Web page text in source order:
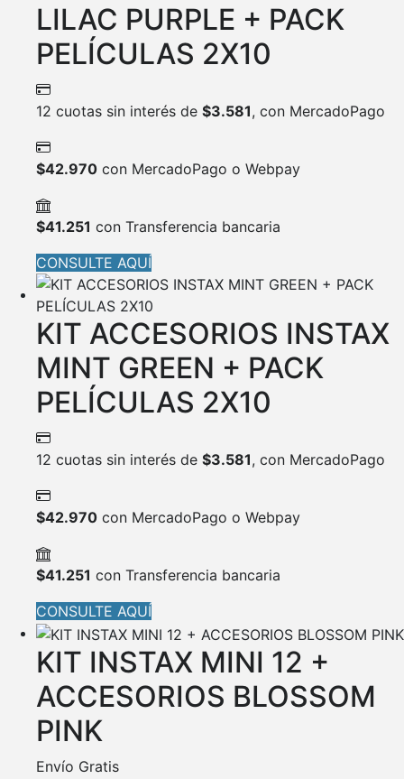
LILAC PURPLE + PACK
PELÍCULAS 2X10
12 cuotas sin interés de $3.581, con MercadoPago
$42.970 con MercadoPago o Webpay
$41.251 con Transferencia bancaria
CONSULTE AQUÍ
KIT ACCESORIOS INSTAX
MINT GREEN + PACK
PELÍCULAS 2X10
12 cuotas sin interés de $3.581, con MercadoPago
$42.970 con MercadoPago o Webpay
$41.251 con Transferencia bancaria
CONSULTE AQUÍ
KIT INSTAX MINI 12 +
ACCESORIOS BLOSSOM
PINK
Envío Gratis